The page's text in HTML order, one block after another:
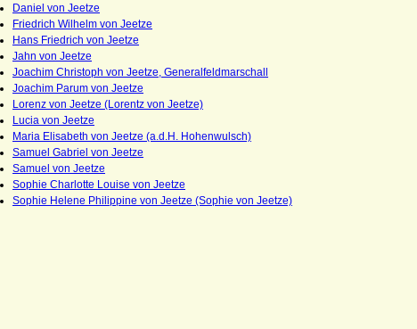
Daniel von Jeetze
Friedrich Wilhelm von Jeetze
Hans Friedrich von Jeetze
Jahn von Jeetze
Joachim Christoph von Jeetze, Generalfeldmarschall
Joachim Parum von Jeetze
Lorenz von Jeetze (Lorentz von Jeetze)
Lucia von Jeetze
Maria Elisabeth von Jeetze (a.d.H. Hohenwulsch)
Samuel Gabriel von Jeetze
Samuel von Jeetze
Sophie Charlotte Louise von Jeetze
Sophie Helene Philippine von Jeetze (Sophie von Jeetze)